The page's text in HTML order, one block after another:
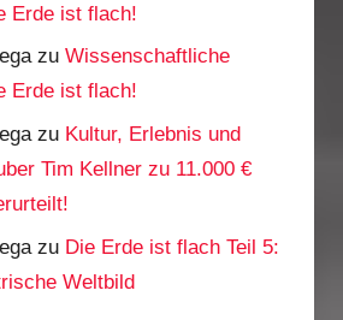
Erde ist flach!
zuWissenschaftliche
Erde ist flach!
zu Kultur, Erlebnis und
Tim Kellner zu 11.000 €
zu Die Erde ist flach Teil 5:
Weltbild